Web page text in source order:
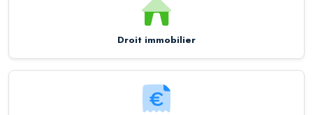
Droit immobilier